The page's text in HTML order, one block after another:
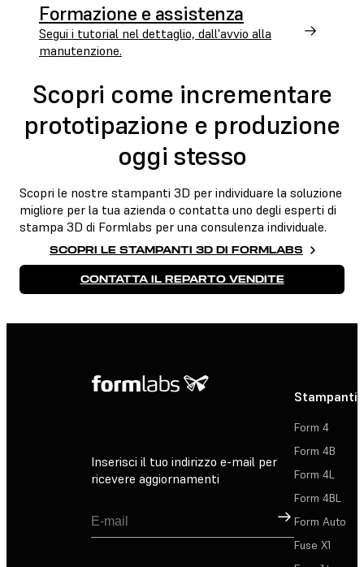
Formazione e assistenza
Segui i tutorial nel dettaglio, dall'avvio alla
manutenzione.
Scopri come incrementare
prototipazione e produzione
oggi stesso
Scopri le nostre stampanti 3D per individuare la soluzione
migliore per la tua azienda o contatta uno degli esperti di
stampa 3D di Formlabs per una consulenza individuale.
SCOPRI LE STAMPANTI 3D DI FORMLABS
CONTATTA IL REPARTO VENDITE
Inserisci il tuo indirizzo e-mail per
ricevere aggiornamenti
Registrati
Stampanti
Form 4
Form 4B
Form 4L
Form 4BL
Form Auto
Fuse X1